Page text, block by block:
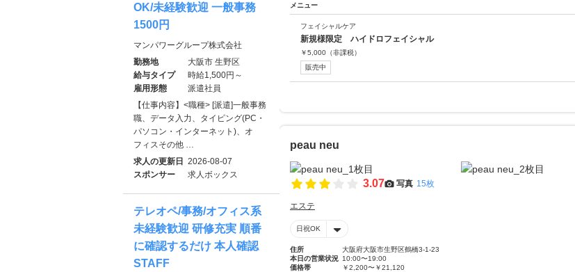
メニュー
フェイシャルケア
新規様限定 ハイドロフェイシャル
￥5,000 （非課税）
販売中
peau neu
3.07 写真 15枚
エステ
日祝OK
住所
大阪府大阪市生野区鶴橋3-1-23
本日の営業状況 10:00〜19:00
価格帯
￥2,200〜￥21,120
OK/未経験歓迎 一般事務
1500円
マンパワーグループ株式会社
勤務地
大阪市 生野区
給与タイプ
時給1,500円～
雇用形態
派遣社員
【仕事内容】<職種> [派遣]一般事務
職、データ入力、タイピング(PC・
パソコン・インターネット)、オ
フィスその他 …
求人の更新日 2026-08-07
スポンサー
求人ボックス
テレオペ/事務/オフィス系
未経験歓迎 研修充実 順番
に確認するだけ 本人確認
STAFF